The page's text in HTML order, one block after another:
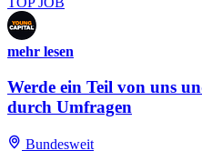
mehr lesen
Werde ein Teil von uns
durch Umfragen
Bundesweit